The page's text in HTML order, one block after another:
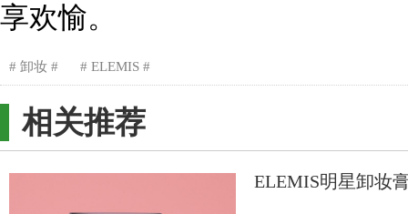
享欢愉。
卸妆 ELEMIS
相关推荐
ELEMIS明星卸妆